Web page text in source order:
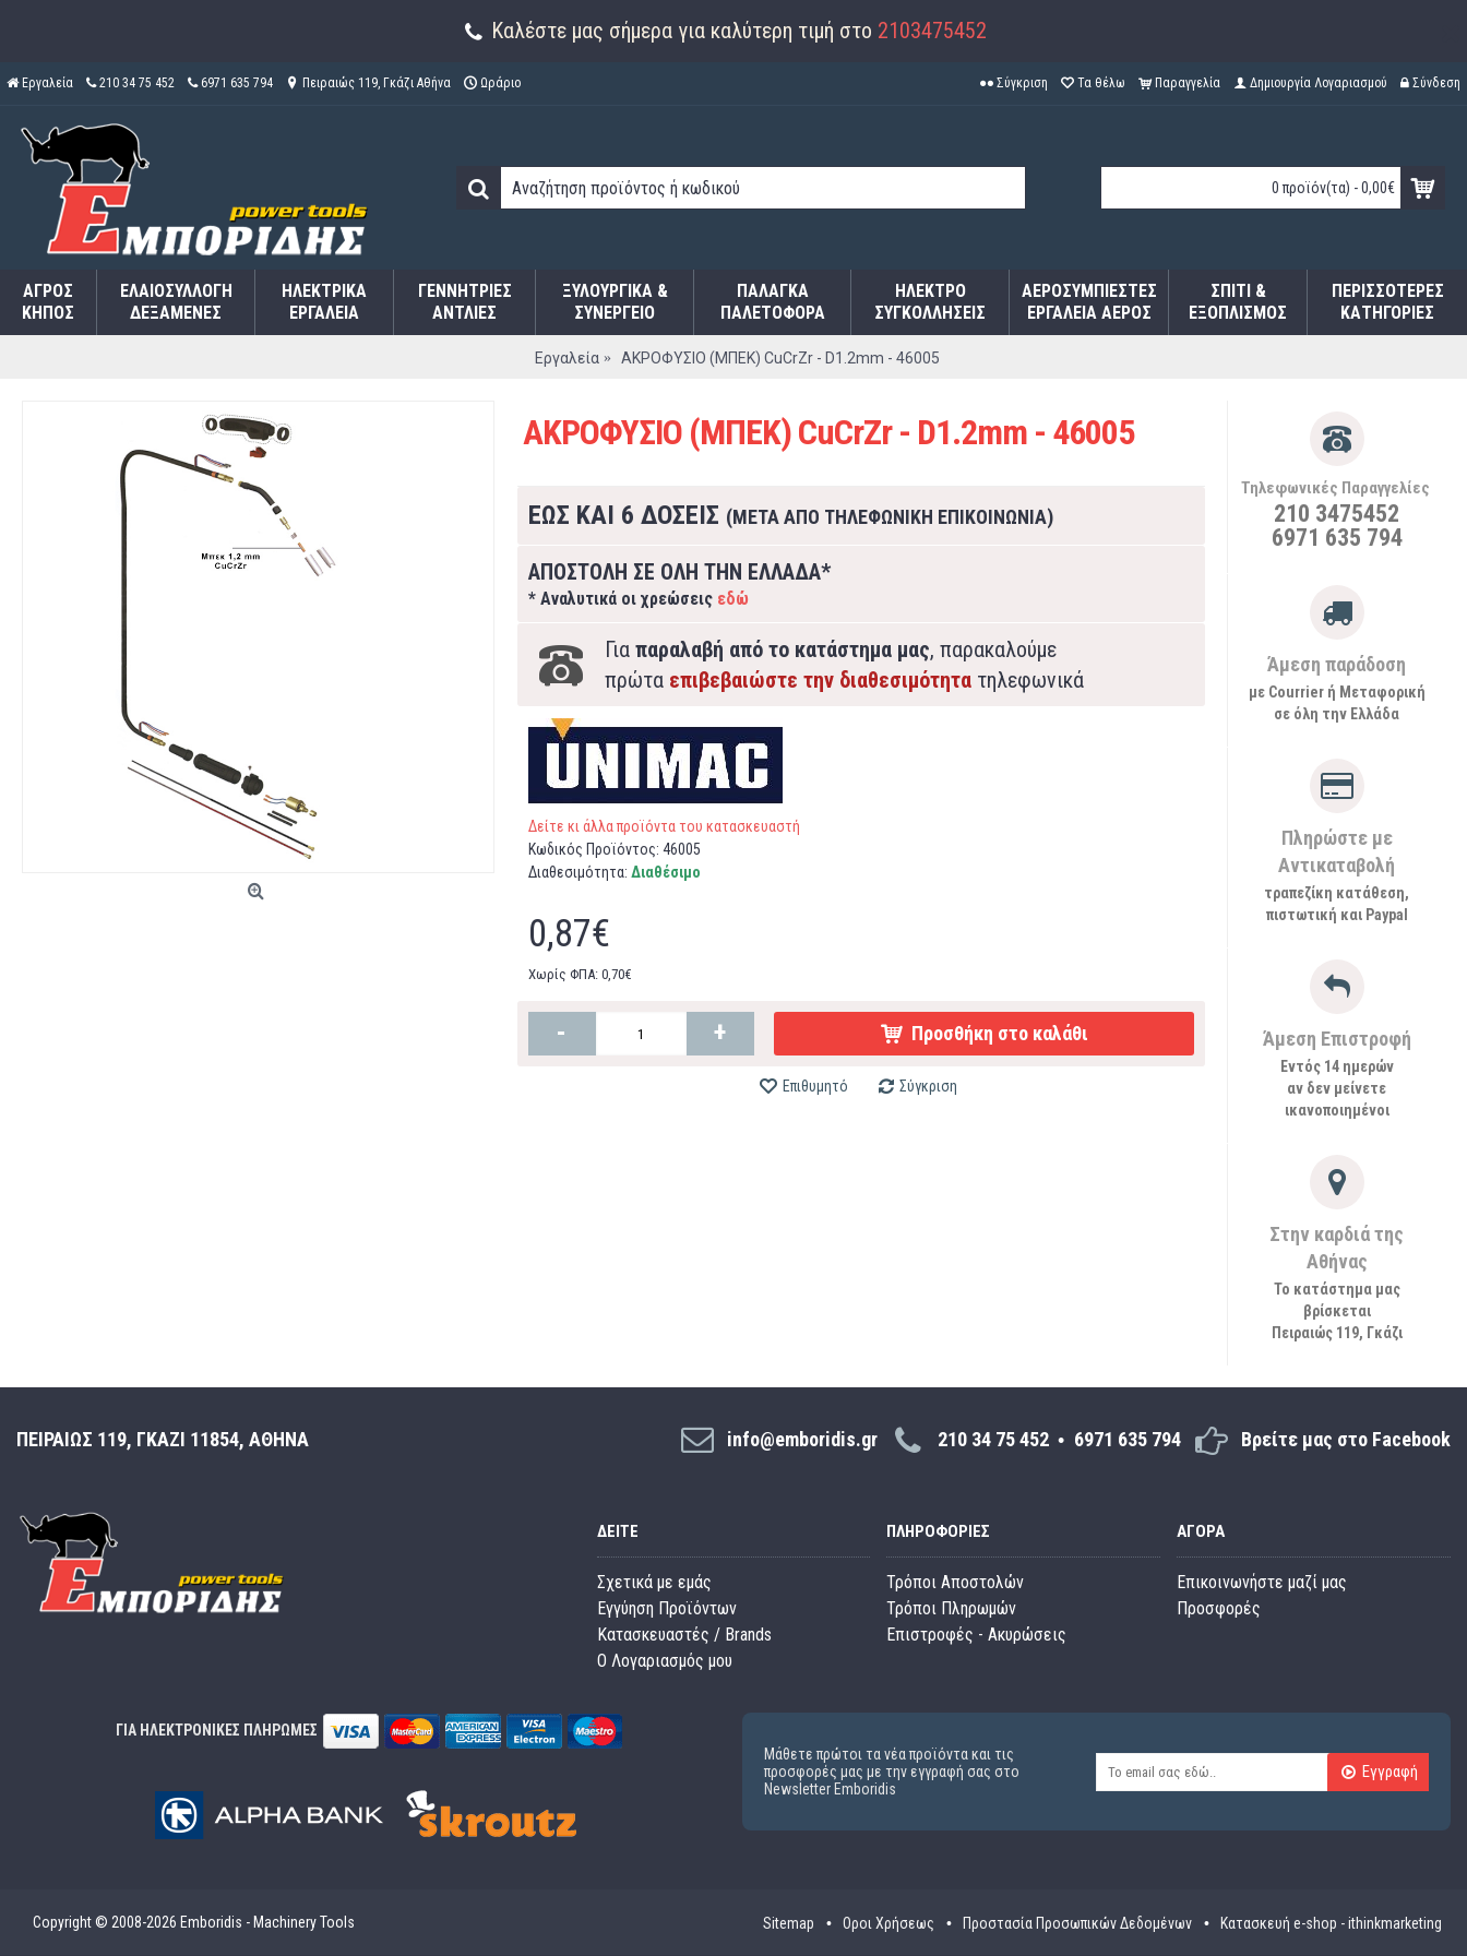
Καλέστε μας σήμερα για καλύτερη τιμή στο 2103475452
Εργαλεία 210 34 75 452 6971 635 794 Πειραιώς 119, Γκάζι Αθήνα Ωράριο Σύγκριση Τα θέλω Παραγγελία Δημιουργία Λογαριασμού Σύνδεση
0 προϊόν(τα) - 0,00€
ΑΓΡΌΣ
ΚΉΠΟΣ
ΕΛΑΙΟΣΥΛΛΟΓΉ
ΔΕΞΑΜΕΝΈΣ
ΗΛΕΚΤΡΙΚΆ
ΕΡΓΑΛΕΊΑ
ΓΕΝΝΉΤΡΙΕΣ
ΑΝΤΛΊΕΣ
ΞΥΛΟΥΡΓΙΚΑ &
ΣΥΝΕΡΓΕΙΟ
ΠΑΛΆΓΚΑ
ΠΑΛΕΤΟΦΌΡΑ
ΗΛΕΚΤΡΟ
ΣΥΓΚΟΛΛΉΣΕΙΣ
ΑΕΡΟΣΥΜΠΙΕΣΤΈΣ
ΕΡΓΑΛΕΊΑ ΑΈΡΟΣ
ΣΠΊΤΙ &
ΕΞΟΠΛΙΣΜΌΣ
ΠΕΡΙΣΣΌΤΕΡΕΣ
ΚΑΤΗΓΟΡΊΕΣ
Εργαλεία ΑΚΡΟΦΥΣΙΟ (ΜΠΕΚ) CuCrZr - D1.2mm - 46005
Τηλεφωνικές Παραγγελίες
210 3475452
6971 635 794
Άμεση παράδοση
με Courrier ή Μεταφορική
σε όλη την Ελλάδα
Πληρώστε με
Αντικαταβολή
τραπεζίκη κατάθεση,
πιστωτική και Paypal
Άμεση Επιστροφή
Εντός 14 ημερών
αν δεν μείνετε
ικανοποιημένοι
Στην καρδιά της
Αθήνας
Το κατάστημα μας
βρίσκεται
Πειραιώς 119, Γκάζι
ΑΚΡΟΦΥΣΙΟ (ΜΠΕΚ) CuCrZr - D1.2mm - 46005
ΕΩΣ ΚΑΙ 6 ΔΟΣΕΙΣ (ΜΕΤΑ ΑΠΟ ΤΗΛΕΦΩΝΙΚΗ ΕΠΙΚΟΙΝΩΝΙΑ)
ΑΠΟΣΤΟΛΗ ΣΕ ΟΛΗ ΤΗΝ ΕΛΛΑΔΑ*
* Αναλυτικά οι χρεώσεις εδώ
Για παραλαβή από το κατάστημα μας, παρακαλούμε
πρώτα επιβεβαιώστε την διαθεσιμότητατηλεφωνικά
Δείτε κι άλλα προϊόντα του κατασκευαστή
Κωδικός Προϊόντος: 46005
Διαθεσιμότητα: Διαθέσιμο
0,87€
Χωρίς ΦΠΑ: 0,70€
- + Προσθήκη στο καλάθι
Επιθυμητό Σύγκριση
ΠΕΙΡΑΙΩΣ 119, ΓΚΑΖΙ 11854, ΑΘΗΝΑ info@emboridis.gr 210 34 75 452 6971 635 794 Βρείτε μας στο Facebook
ΔΕΊΤΕ
Σχετικά με εμάς
Εγγύηση Προϊόντων
Κατασκευαστές / Brands
O Λογαριασμός μου
ΠΛΗΡΟΦΟΡΊΕΣ
Τρόποι Αποστολών
Τρόποι Πληρωμών
Επιστροφές - Ακυρώσεις
ΑΓΟΡΆ
Επικοινωνήστε μαζί μας
Προσφορές
ΓΙΑ ΗΛΕΚΤΡΟΝΙΚΕΣ ΠΛΗΡΩΜΕΣ
Μάθετε πρώτοι τα νέα προϊόντα και τις
προσφορές μας με την εγγραφή σας στο
Newsletter Emboridis
Εγγραφή
Copyright © 2008-2026 Emboridis - Machinery Tools Sitemap Οροι Χρήσεως Προστασία Προσωπικών Δεδομένων Κατασκευή e-shop - ithinkmarketing